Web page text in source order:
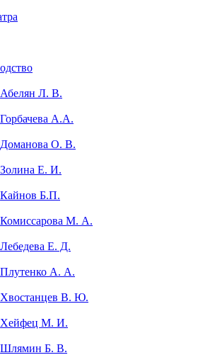
Абелян Л. В.
Горбачева А.А.
Доманова О. В.
Золина Е. И.
Кайнов Б.П.
Комиссарова М. А.
Лебедева Е. Д.
Плутенко А. А.
Хвостанцев В. Ю.
Хейфец М. И.
Шлямин Б. В.